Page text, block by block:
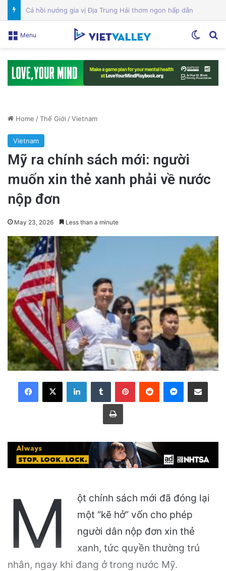
Menu
Home /Thế Giới /Vietnam
Vietnam
Mỹ ra chính sách mới: người
muốn xin thẻ xanh phải về nước
nộp đơn
May 23, 2026 Less than a minute
LinkedInTumblr PinterestReddit Messenger
Share via Email
Print
M
ột chính sách mới đã đóng lại
một “kẽ hở” vốn cho phép
người dân nộp đơn xin thẻ
xanh, tức quyền thường trú
nhân, ngay khi đang ở trong nước Mỹ.